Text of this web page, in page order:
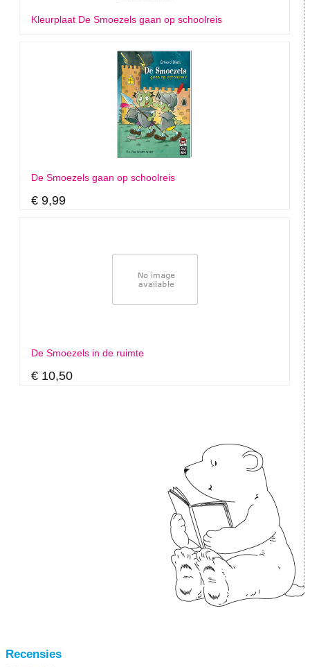
Kleurplaat De Smoezels gaan op schoolreis
De Smoezels gaan op schoolreis
€ 9,99
De Smoezels in de ruimte
€ 10,50
Recensies